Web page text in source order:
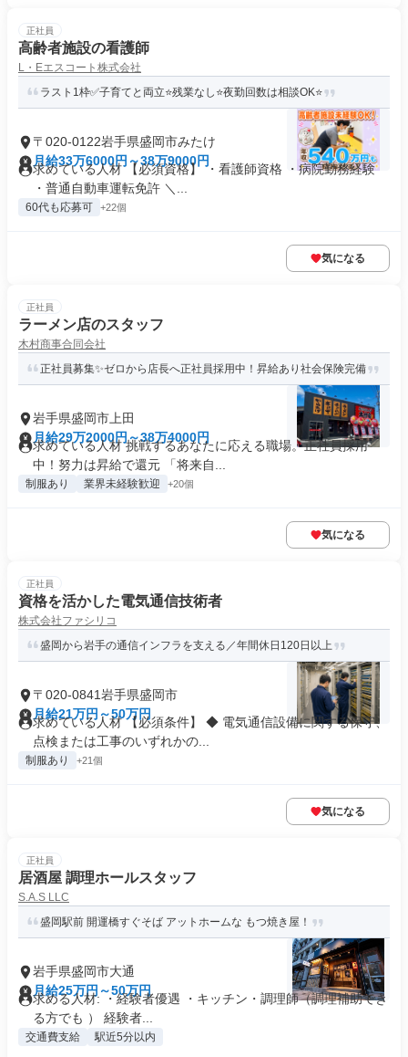
正社員
高齢者施設の看護師
L・Eエスコート株式会社
ラスト1枠✅子育てと両立⭐残業なし⭐夜勤回数は相談OK⭐
〒020-0122岩手県盛岡市みたけ
月給33万6000円～38万9000円
求めている人材 【必須資格】 ・看護師資格 ・病院勤務経験
・普通自動車運転免許 ＼...
60代も応募可 +22個
気になる
正社員
ラーメン店のスタッフ
木村商事合同会社
正社員募集✨ゼロから店長へ正社員採用中！昇給あり社会保険完備
岩手県盛岡市上田
月給29万2000円～38万4000円
求めている人材 挑戦するあなたに応える職場。正社員採用
中！努力は昇給で還元 「将来自...
制服あり 業界未経験歓迎 +20個
気になる
正社員
資格を活かした電気通信技術者
株式会社ファシリコ
盛岡から岩手の通信インフラを支える／年間休日120日以上
〒020-0841岩手県盛岡市
月給21万円～50万円
求めている人材 【必須条件】 ◆ 電気通信設備に関する保守、
点検または工事のいずれかの...
制服あり +21個
気になる
正社員
居酒屋 調理ホールスタッフ
S.A.S LLC
盛岡駅前 開運橋すぐそば アットホームな もつ焼き屋！
岩手県盛岡市大通
月給25万円～50万円
求める人材: ・経験者優遇 ・キッチン・調理師（調理補助でき
る方でも ） 経験者...
交通費支給 駅近5分以内